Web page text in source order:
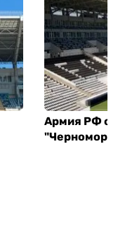
Армия РФ